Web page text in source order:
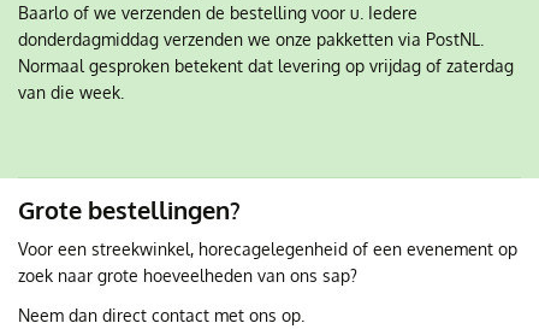
Baarlo of we verzenden de bestelling voor u. Iedere
donderdagmiddag verzenden we onze pakketten via PostNL.
Normaal gesproken betekent dat levering op vrijdag of zaterdag
van die week.
Grote bestellingen?
Voor een streekwinkel, horecagelegenheid of een evenement op
zoek naar grote hoeveelheden van ons sap?
Neem dan direct contact met ons op.